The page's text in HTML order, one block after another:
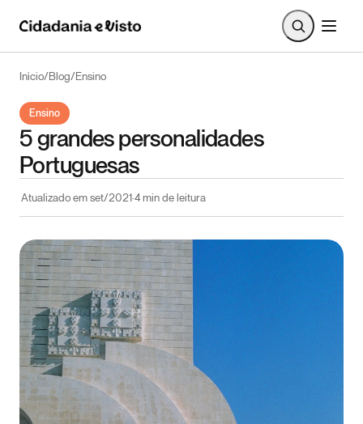
Início/Blog/Ensino
Ensino
5 grandes personalidades
Portuguesas
Atualizado emset/2021·4min de leitura